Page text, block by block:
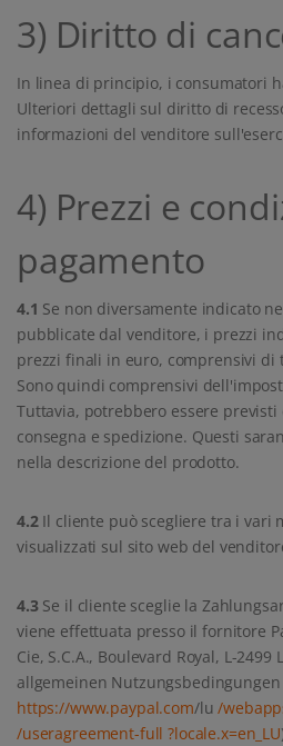
3) Diritto di
In linea di principio, i consumatori
Ulteriori dettagli sul diritto di
informazioni del venditore
4) Prezzi e
pagamento
4.1 Se non diversamente indicato
pubblicate dal venditore, i prezzi
prezzi finali in euro, comprensivi di
Sono quindi comprensivi
Tuttavia, potrebbero essere previsti
consegna e spedizione. Questi
nella descrizione del prodotto.
4.2Il cliente può scegliere tra i vari
visualizzati sul sito web del
4.3Se il cliente sceglie la
viene effettuata presso il fornitore
Cie, S.C.A., Boulevard Royal, L-
allgemeinen Nutzungsbedingungen
https://www.paypal.com/lu/
/useragreement-full ?locale.x=en_LU